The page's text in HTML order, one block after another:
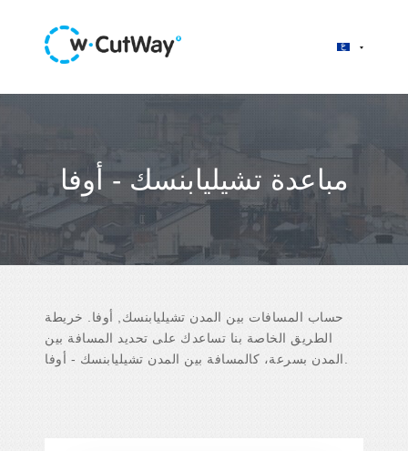
مباعدة تشيليابنسك - أوفا
حساب المسافات بين المدن تشيليابنسك, أوفا. خريطة
الطريق الخاصة بنا تساعدك على تحديد المسافة بين